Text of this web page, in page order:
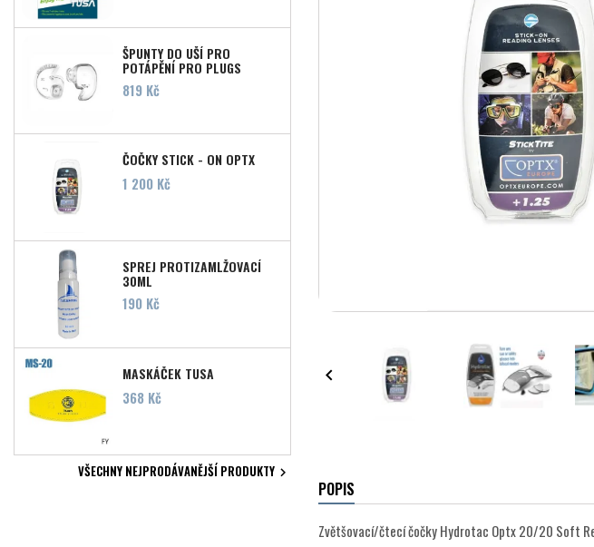
ŠPUNTY DO UŠÍ PRO
POTÁPĚNÍ PRO PLUGS
Cena
819 Kč
ČOČKY STICK - ON OPTX
Cena
1 200 Kč
SPREJ PROTIZAMLŽOVACÍ
30ML
Cena
190 Kč
MASKÁČEK TUSA
Cena
368 Kč
VŠECHNY NEJPRODÁVANĚJŠÍ PRODUKTY 

POPIS
Zvětšovací/čtecí čočky Hydrotac Optx 20/20 Soft